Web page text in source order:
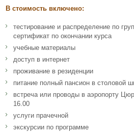
В стоимость включено:
тестирование и распределение по
сертификат по окончании курса
учебные материалы
доступ в интернет
проживание в резиденции
питание полный пансион в столовой
встреча или проводы в аэропорту
16.00
услуги прачечной
экскурсии по программе